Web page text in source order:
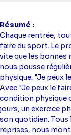
Résumé
Chaque rentrée,
faire du sport. Le
vite que les bonnes
nous pousse
physique. "Je peux
Avec "Je peux le
condition physique
jours, un exercice
son quotidien. Tous
reprises, nous